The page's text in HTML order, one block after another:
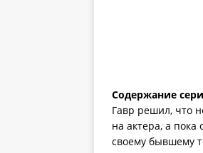
Содержание
Гавр решил, что
на актера, а
своему бывшему